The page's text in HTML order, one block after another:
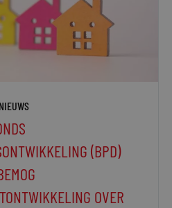
(BPD)
OVER